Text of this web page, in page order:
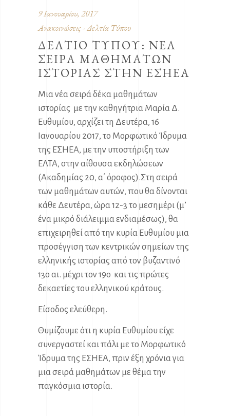
9 Ιανουαρίου, 2017
Ανακοινώσεις - Δελτία Τύπου
ΔΕΛΤΙΟ ΤΥΠΟΥ: ΝΕΑ
ΣΕΙΡΑ ΜΑΘΗΜΑΤΩΝ
ΙΣΤΟΡΙΑΣ ΣΤΗΝ ΕΣΗΕΑ
Μια νέα σειρά δέκα μαθημάτων
ιστορίας με την καθηγήτρια Μαρία Δ.
Ευθυμίου, αρχίζει τη Δευτέρα, 16
Ιανουαρίου 2017, το Μορφωτικό Ίδρυμα
της ΕΣΗΕΑ, με την υποστήριξη των
ΕΛΤΑ, στην αίθουσα εκδηλώσεων
(Ακαδημίας 20, α΄ όροφος).Στη σειρά
των μαθημάτων αυτών, που θα δίνονται
κάθε Δευτέρα, ώρα 12-3 το μεσημέρι (μ’
ένα μικρό διάλειμμα ενδιαμέσως), θα
επιχειρηθεί από την κυρία Ευθυμίου μια
προσέγγιση των κεντρικών σημείων της
ελληνικής ιστορίας από τον βυζαντινό
13ο αι. μέχρι τον 19ο και τις πρώτες
δεκαετίες του ελληνικού κράτους.
Είσοδος ελεύθερη.
Θυμίζουμε ότι η κυρία Ευθυμίου είχε
συνεργαστεί και πάλι με το Μορφωτικό
Ίδρυμα της ΕΣΗΕΑ, πριν έξη χρόνια για
μια σειρά μαθημάτων με θέμα την
παγκόσμια ιστορία.